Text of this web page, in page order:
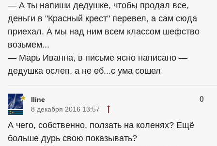
— А ты напиши дедушке, чтобы продал все,
деньги в "Красный крест" перевел, а сам сюда
приехал. А мы над ним всем классом шефство
возьмем...
— Марь Иванна, в письме ясно написано —
дедушка ослеп, а не еб...с ума сошел
Iline 0
8 декабря 2016 13:57
А чего, собственно, ползать на коленях? Ещё
больше дурь свою показывать?